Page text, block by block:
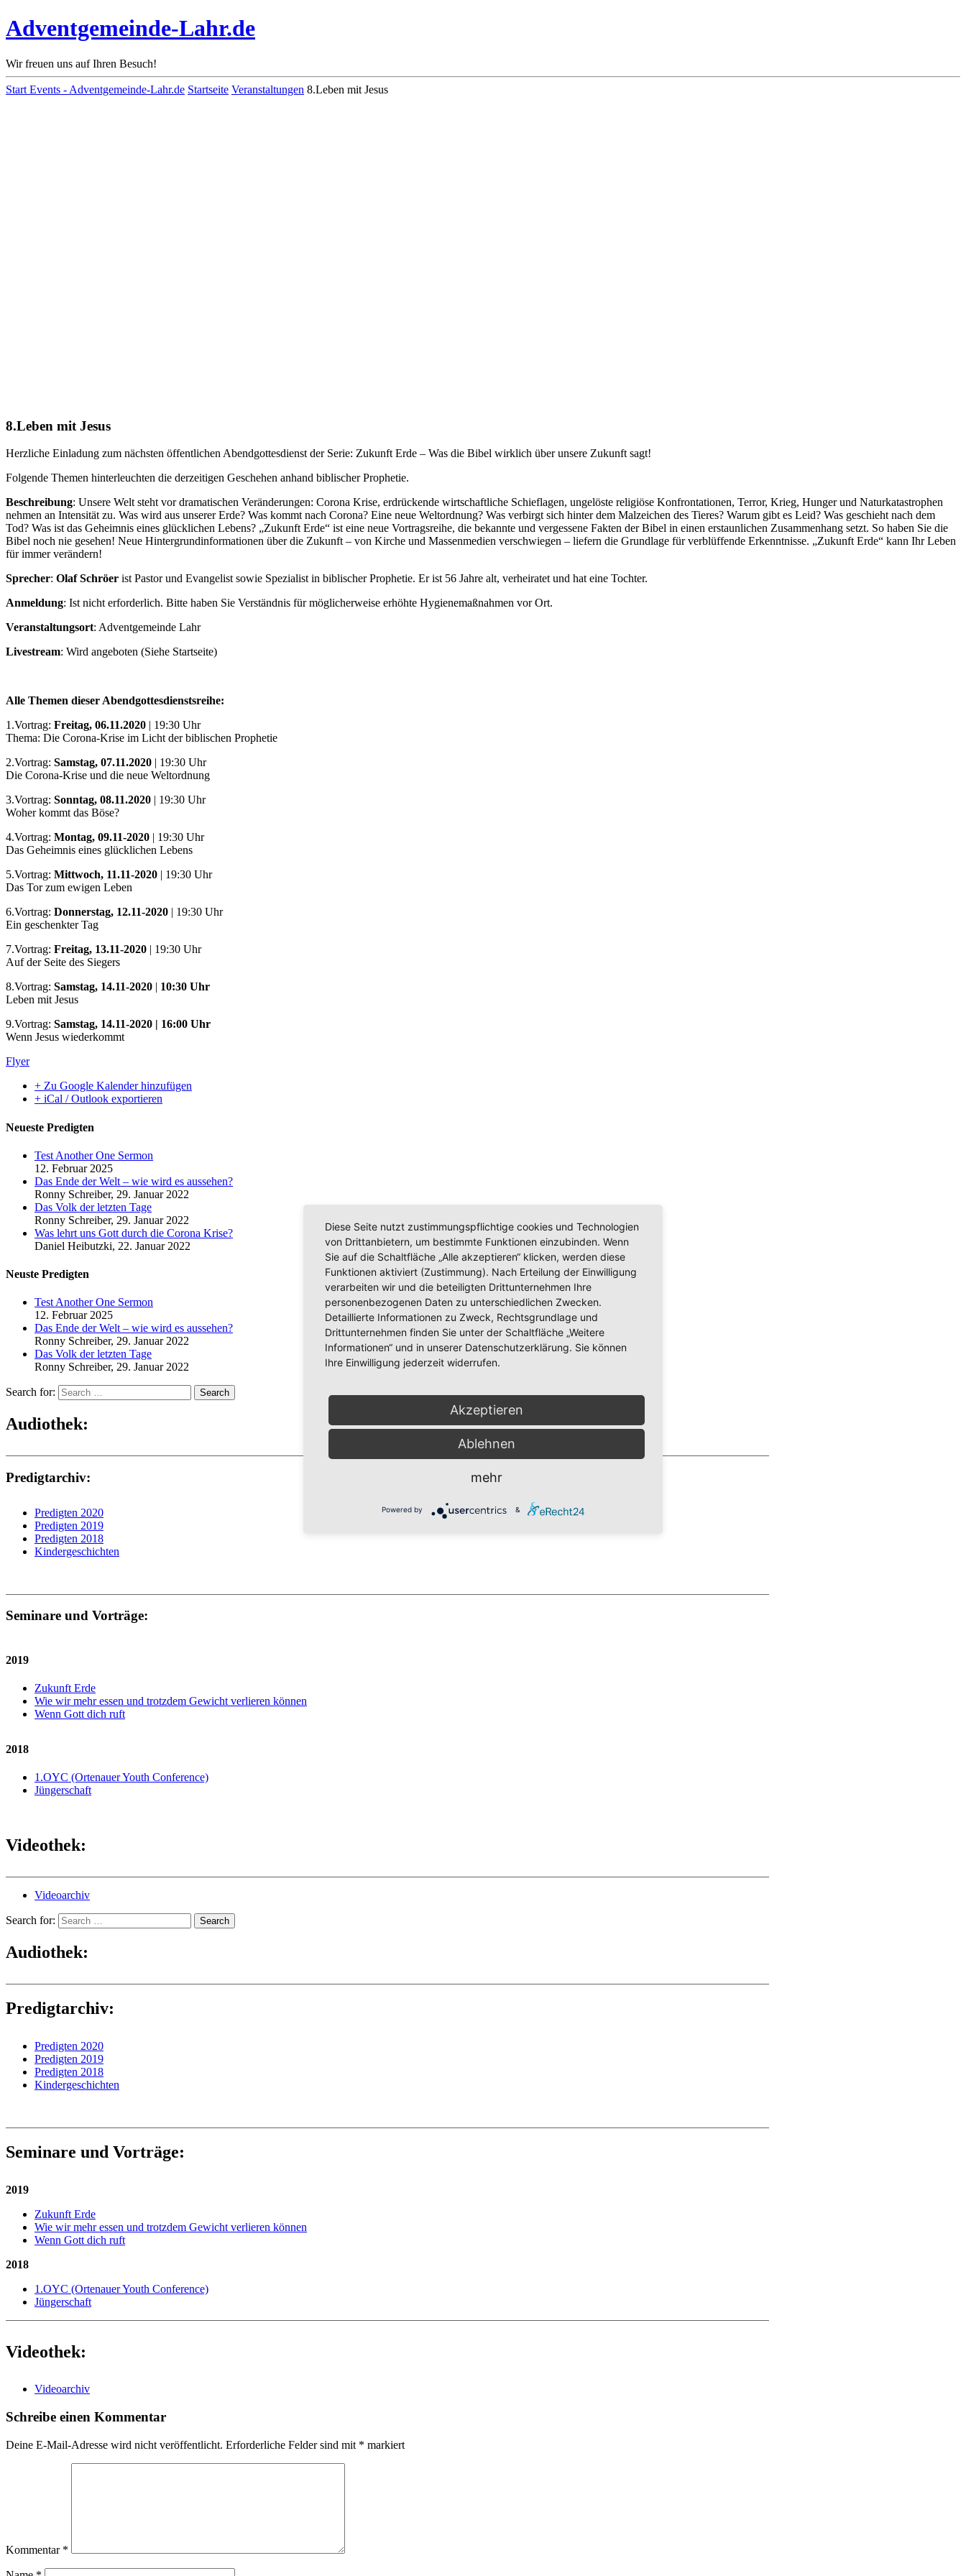
Adventgemeinde-Lahr.de
Wir freuen uns auf Ihren Besuch!
Start Events - Adventgemeinde-Lahr.de Startseite Veranstaltungen 8.Leben mit Jesus
8.Leben mit Jesus
Herzliche Einladung zum nächsten öffentlichen Abendgottesdienst der Serie: Zukunft Erde – Was die Bibel wirklich über unsere Zukunft sagt!
Folgende Themen hinterleuchten die derzeitigen Geschehen anhand biblischer Prophetie.
Beschreibung: Unsere Welt steht vor dramatischen Veränderungen: Corona Krise, erdrückende wirtschaftliche Schieflagen, ungelöste religiöse Konfrontationen, Terror, Krieg, Hunger und Naturkatastrophen
nehmen an Intensität zu. Was wird aus unserer Erde? Was kommt nach Corona? Eine neue Weltordnung? Was verbirgt sich hinter dem Malzeichen des Tieres? Warum gibt es Leid? Was geschieht nach dem
Tod? Was ist das Geheimnis eines glücklichen Lebens? „Zukunft Erde“ ist eine neue Vortragsreihe, die bekannte und vergessene Fakten der Bibel in einen erstaunlichen Zusammenhang setzt. So haben Sie die
Bibel noch nie gesehen! Neue Hintergrundinformationen über die Zukunft – von Kirche und Massenmedien verschwiegen – liefern die Grundlage für verblüffende Erkenntnisse. „Zukunft Erde“ kann Ihr Leben
für immer verändern!
Sprecher: Olaf Schröer ist Pastor und Evangelist sowie Spezialist in biblischer Prophetie. Er ist 56 Jahre alt, verheiratet und hat eine Tochter.
Anmeldung: Ist nicht erforderlich. Bitte haben Sie Verständnis für möglicherweise erhöhte Hygienemaßnahmen vor Ort.
Veranstaltungsort: Adventgemeinde Lahr
Livestream: Wird angeboten (Siehe Startseite)
Alle Themen dieser Abendgottesdienstsreihe:
1.Vortrag: Freitag, 06.11.2020 | 19:30 Uhr
Thema: Die Corona-Krise im Licht der biblischen Prophetie
2.Vortrag: Samstag, 07.11.2020 | 19:30 Uhr
Die Corona-Krise und die neue Weltordnung
3.Vortrag: Sonntag, 08.11.2020 | 19:30 Uhr
Woher kommt das Böse?
4.Vortrag: Montag, 09.11-2020 | 19:30 Uhr
Das Geheimnis eines glücklichen Lebens
5.Vortrag: Mittwoch, 11.11-2020 | 19:30 Uhr
Das Tor zum ewigen Leben
6.Vortrag: Donnerstag, 12.11-2020 | 19:30 Uhr
Ein geschenkter Tag
7.Vortrag: Freitag, 13.11-2020 | 19:30 Uhr
Auf der Seite des Siegers
8.Vortrag: Samstag, 14.11-2020 | 10:30 Uhr
Leben mit Jesus
9.Vortrag: Samstag, 14.11-2020 | 16:00 Uhr
Wenn Jesus wiederkommt
Flyer
+ Zu Google Kalender hinzufügen
+ iCal / Outlook exportieren
Neueste Predigten
Test Another One Sermon
12. Februar 2025
Das Ende der Welt – wie wird es aussehen?
Ronny Schreiber, 29. Januar 2022
Das Volk der letzten Tage
Ronny Schreiber, 29. Januar 2022
Was lehrt uns Gott durch die Corona Krise?
Daniel Heibutzki, 22. Januar 2022
Neuste Predigten
Test Another One Sermon
12. Februar 2025
Das Ende der Welt – wie wird es aussehen?
Ronny Schreiber, 29. Januar 2022
Das Volk der letzten Tage
Ronny Schreiber, 29. Januar 2022
Search for: Search
Audiothek:
Predigtarchiv:
Predigten 2020
Predigten 2019
Predigten 2018
Kindergeschichten
Seminare und Vorträge:
2019
Zukunft Erde
Wie wir mehr essen und trotzdem Gewicht verlieren können
Wenn Gott dich ruft
2018
1.OYC (Ortenauer Youth Conference)
Jüngerschaft
Videothek:
Videoarchiv
Search for: Search
Audiothek:
Predigtarchiv:
Predigten 2020
Predigten 2019
Predigten 2018
Kindergeschichten
Seminare und Vorträge:
2019
Zukunft Erde
Wie wir mehr essen und trotzdem Gewicht verlieren können
Wenn Gott dich ruft
2018
1.OYC (Ortenauer Youth Conference)
Jüngerschaft
Videothek:
Videoarchiv
Schreibe einen Kommentar
Deine E-Mail-Adresse wird nicht veröffentlicht. Erforderliche Felder sind mit * markiert
Kommentar *
Diese Seite nutzt zustimmungspflichtige cookies und Technologien
von Drittanbietern, um bestimmte Funktionen einzubinden. Wenn
Sie auf die Schaltfläche „Alle akzeptieren“ klicken, werden diese
Funktionen aktiviert (Zustimmung). Nach Erteilung der Einwilligung
verarbeiten wir und die beteiligten Drittunternehmen Ihre
personenbezogenen Daten zu unterschiedlichen Zwecken.
Detaillierte Informationen zu Zweck, Rechtsgrundlage und
Drittunternehmen finden Sie unter der Schaltfläche „Weitere
Informationen“ und in unserer Datenschutzerklärung. Sie können
Ihre Einwilligung jederzeit widerrufen.
Akzeptieren
Ablehnen
mehr
Powered by &